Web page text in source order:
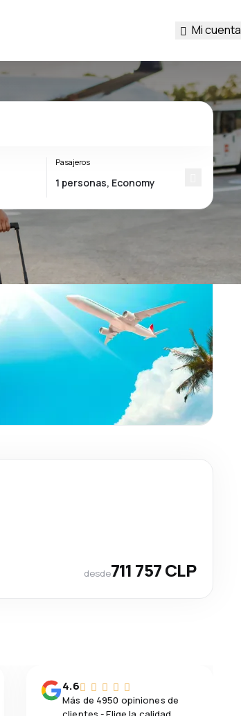
Mi cuenta
Pasajeros
desde711 757 CLP
4.6
Más de 4950 opiniones de